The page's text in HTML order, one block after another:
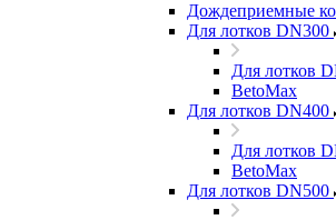
Дождеприемные
Для лотков DN300
Для лотков
BetoMax
Для лотков DN400
Для лотков
BetoMax
Для лотков DN500